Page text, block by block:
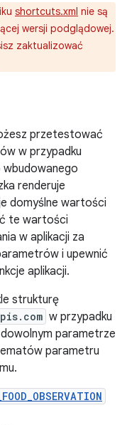
shortcuts.xml nie są
wersji podglądowej.
zaktualizować
przetestować
w przypadku
renderuje
domyślne wartości
te wartości
w aplikacji za
i upewnić
aplikacji.
strukturę
w przypadku
parametrze
parametru